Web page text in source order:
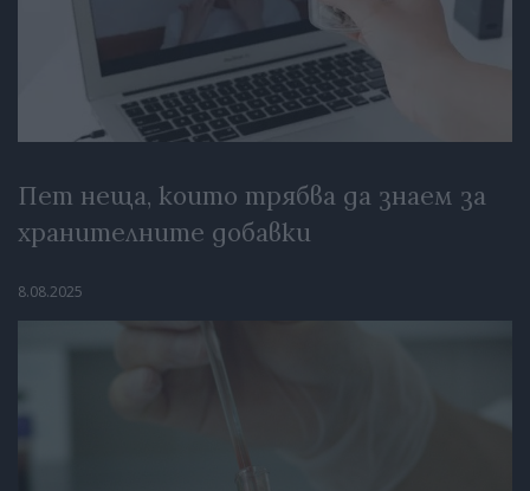
Пет неща, които трябва да знаем за
хранителните добавки
8.08.2025